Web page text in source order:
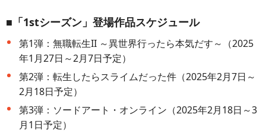
■「1stシーズン」登場作品スケジュール
第1弾：無職転生II ～異世界行ったら本気だす～（2025
年1月27日～2月7日予定）
第2弾：転生したらスライムだった件（2025年2月7日～
2月18日予定）
第3弾：ソードアート・オンライン（2025年2月18日～3
月1日予定）